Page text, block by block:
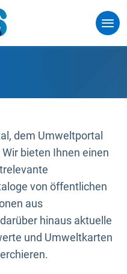
dem Umweltportal
bieten Ihnen einen
von öffentlichen
aus
hinaus aktuelle
und Umweltkarten